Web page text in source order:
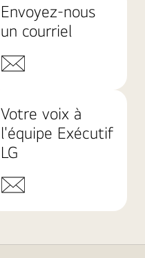
Envoyez-nous
un courriel
Votre voix à
l'équipe Exécutif
LG